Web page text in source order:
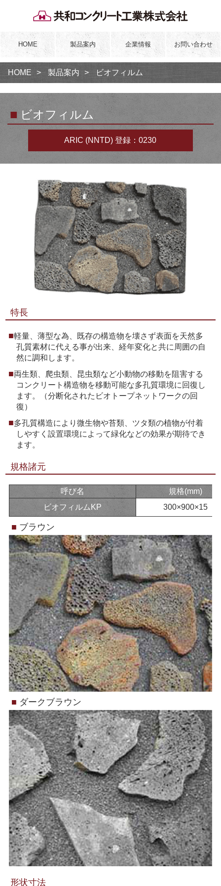
HOME 製品案内 企業情報 お問い合わせ
HOME 製品案内 ビオフィルム
■ ビオフィルム
ARIC (NNTD) 登録：0230
特長
軽量、薄型な為、既存の構造物を壊さず表面を天然多
孔質素材に代える事が出来、経年変化と共に周囲の自
然に調和します。
両生類、爬虫類、昆虫類など小動物の移動を阻害する
コンクリート構造物を移動可能な多孔質環境に回復し
ます。（分断化されたビオトープネットワークの回
復）
多孔質構造により微生物や苔類、ツタ類の植物が付着
しやすく設置環境によって緑化などの効果が期待でき
ます。
規格諸元
呼び名
規格(mm)
ビオフィルムKP
300×900×15
■ ブラウン
■ ダークブラウン
形状寸法